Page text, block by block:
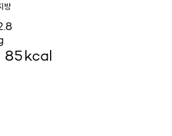
방
85kcal